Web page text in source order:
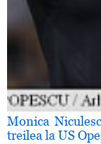
Monica
treilea la US